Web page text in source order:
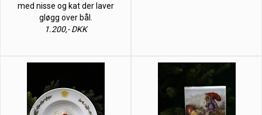
med nisse og kat der laver
gløgg over bål.
1.200,- DKK